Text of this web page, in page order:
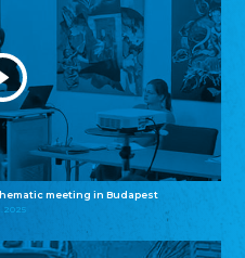
meeting in Budapest